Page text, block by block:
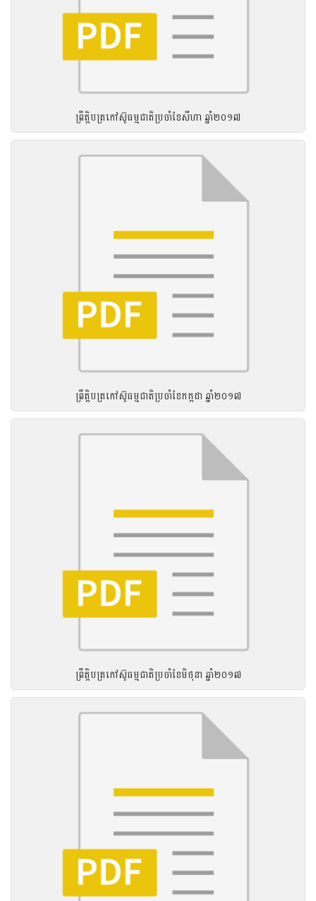
ព្រឹត្តិបត្រកៅស៊ូធម្មជាតិប្រចាំខែសីហា ឆ្នាំ២០១៧
ព្រឹត្តិបត្រកៅស៊ូធម្មជាតិប្រចាំខែកក្កដា ឆ្នាំ២០១៧
ព្រឹត្តិបត្រកៅស៊ូធម្មជាតិប្រចាំខែមិថុនា ឆ្នាំ២០១៧